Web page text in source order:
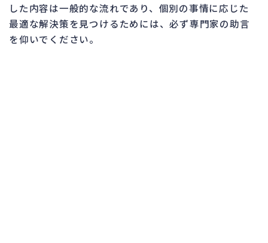
した内容は一般的な流れであり、個別の事情に応じた
最適な解決策を見つけるためには、必ず専門家の助言
を仰いでください。